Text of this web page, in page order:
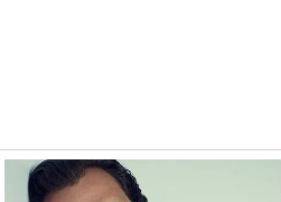
அறிமுகப்படுத்தப்பட்ட